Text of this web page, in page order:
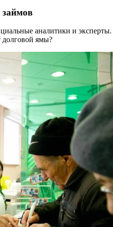
займов
аналитики и
долговой ямы?